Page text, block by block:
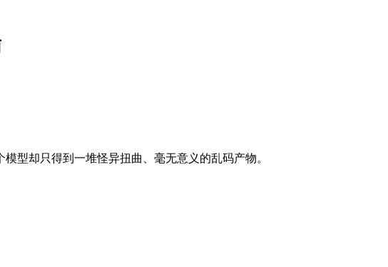
型却只得到一堆怪异扭曲、毫无意义的乱码产物。